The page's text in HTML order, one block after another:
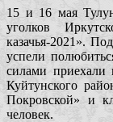
15 и 16 мая
уголков
казачья-2021».
успели
силами приехали
Куйтунского
Покровской» и
человек.